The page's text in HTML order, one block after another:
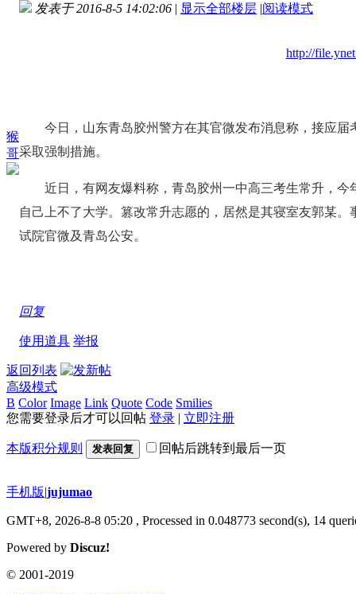
猴
哥
发表于 2016-8-5 14:02:06 | 显示全部楼层 |阅读模式
http://
今日，山东青岛胶州警方在其官微发布消息称，接应届
采取强制措施。
近日，有网友爆料称，青岛胶州一中高三考生常升，今
自己上不了大学。篡改常升志愿的，居然是其寝室友郭某
试院官微及青岛公安。
回复
使用道具 举报
返回列表
高级模式
B Color Image Link Quote Code Smilies
您需要登录后才可以回帖 登录 | 立即注册
本版积分规则 发表回复 回帖后跳转到最后一页
手机版|jujumao
GMT+8, 2026-8-8 05:20 , Processed in 0.048773 second(s), 14
Powered by Discuz!
© 2001-2019